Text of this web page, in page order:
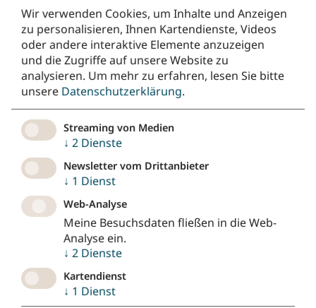
Ja
Liederschöpfer:innen
So funktioniert die Landkarte:Suche nach einem
Lied oder Liedschöpfer:innen deiner Wahl und
erfahre alles Wissenswerte! Wo sind die Köpfe
hinter den Liedern geboren? Wie war ihr
Werdegang? Finde es heraus! Du kannst dafür
einfach die Such- oder Filterfunktion nutzen. Über
Wir verwenden Cookies, um Inhalte und Anzeigen
zu personalisieren, Ihnen Kartendienste, Videos
oder andere interaktive Elemente anzuzeigen
und die Zugriffe auf unsere Website zu
analysieren. Um mehr zu erfahren, lesen Sie bitte
unsere Datenschutzerklärung.
Streaming von Medien
↓ 2 Dienste
Newsletter vom Drittanbieter
↓ 1 Dienst
Web-Analyse
Meine Besuchsdaten fließen in die Web-
Analyse ein.
↓ 2 Dienste
Kartendienst
↓ 1 Dienst